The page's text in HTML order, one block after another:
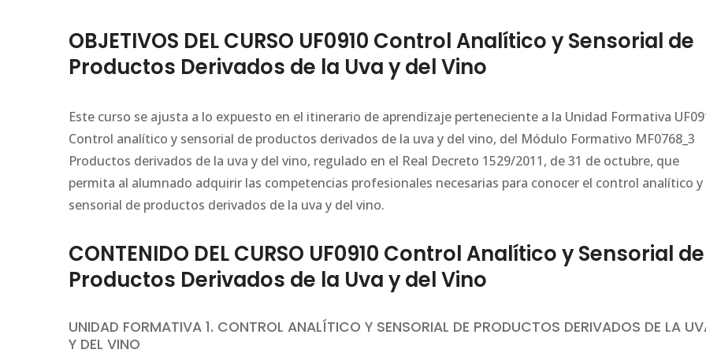
OBJETIVOS DEL CURSO UF0910 Control Analítico y Sensorial de
Productos Derivados de la Uva y del Vino
Este curso se ajusta a lo expuesto en el itinerario de aprendizaje perteneciente a la Unidad Formativa
Control analítico y sensorial de productos derivados de la uva y del vino, del Módulo Formativo MF0768_3
Productos derivados de la uva y del vino, regulado en el Real Decreto 1529/2011, de 31 de octubre, que
permita al alumnado adquirir las competencias profesionales necesarias para conocer el control analítico y
sensorial de productos derivados de la uva y del vino.
CONTENIDO DEL CURSO UF0910 Control Analítico y Sensorial de
Productos Derivados de la Uva y del Vino
UNIDAD FORMATIVA 1. CONTROL ANALÍTICO Y SENSORIAL DE PRODUCTOS DERIVADOS DE LA
Y DEL VINO